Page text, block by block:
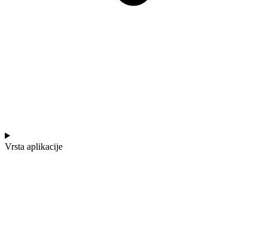
Vrsta aplikacije